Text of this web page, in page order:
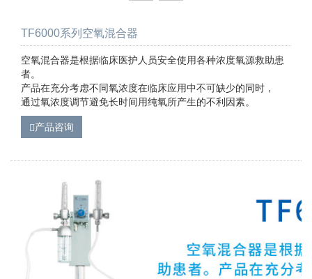
TF6000系列空氧混合器
空氧混合器是根据临床医护人员安全使用各种浓度氧源救助患
者。
产品在充分考虑不同氧浓度在临床应用中不可缺少的同时，
通过氧浓度调节避免长时间用纯氧所产生的不利因素。
产品咨询